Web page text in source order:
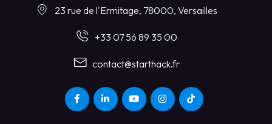
23 rue de l'Ermitage, 78000, Versailles
+33 07 56 89 35 00
contact@starthack.fr